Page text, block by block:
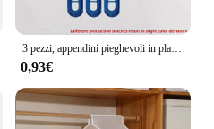
3 pezzi, appendini pieghevoli in plastica a 9 fori, appendiabiti salvaspazio per impieghi gravosi, per camera, armadio, armadio, casa e Dor
0,93€